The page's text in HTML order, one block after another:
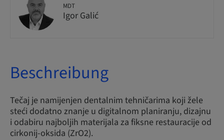
MDT
Igor Galić
Beschreibung
Tečaj je namijenjen dentalnim tehničarima koji žele
steći dodatno znanje u digitalnom planiranju, dizajnu
i odabiru najboljih materijala za fiksne restauracije od
cirkonij-oksida (ZrO2).